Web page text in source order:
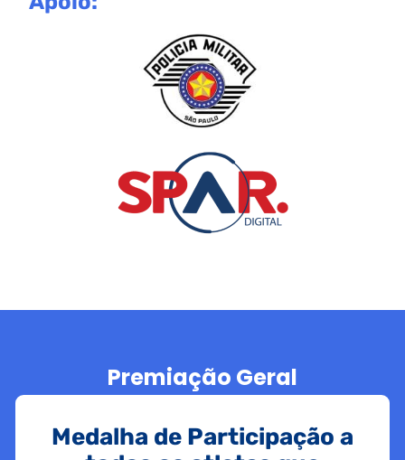
Premiação Geral
Medalha de Participação a